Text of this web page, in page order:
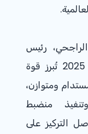
رئيس
2025 تُبرز قوة
ومتوازن،
منضبط
التركيز على